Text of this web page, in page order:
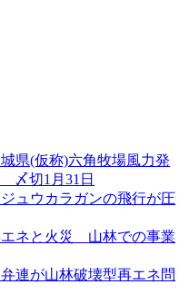
県(仮称)六角牧場風力発
〆切1月31日
ジュウカラガンの飛行が圧
ネと火災 山林での事業
弁連が山林破壊型再エネ問